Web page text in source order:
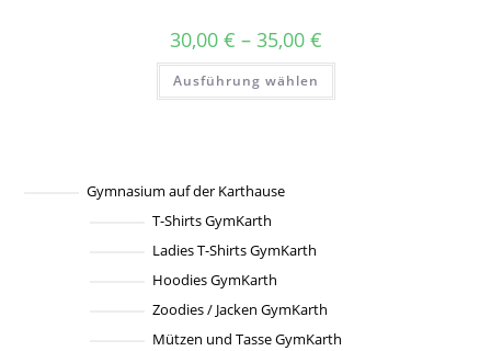
30,00 € – 35,00 €Preisspanne:
30,00 €
bis
Ausführung wählen
Dieses
weist
Gymnasium auf der Karthause
T-Shirts GymKarth
Ladies T-Shirts GymKarth
Hoodies GymKarth
Zoodies / Jacken GymKarth
Mützen und Tasse GymKarth